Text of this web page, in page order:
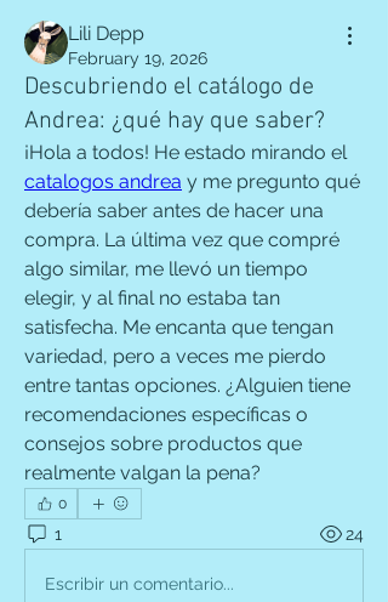
Lili Depp
February 19, 2026
Descubriendo el catálogo de
Andrea: ¿qué hay que saber?
¡Hola a todos! He estado mirando el
catalogos andrea y me pregunto qué
debería saber antes de hacer una
compra. La última vez que compré
algo similar, me llevó un tiempo
elegir, y al final no estaba tan
satisfecha. Me encanta que tengan
variedad, pero a veces me pierdo
entre tantas opciones. ¿Alguien tiene
recomendaciones específicas o
consejos sobre productos que
realmente valgan la pena?
0
1 24
Escribir un comentario...